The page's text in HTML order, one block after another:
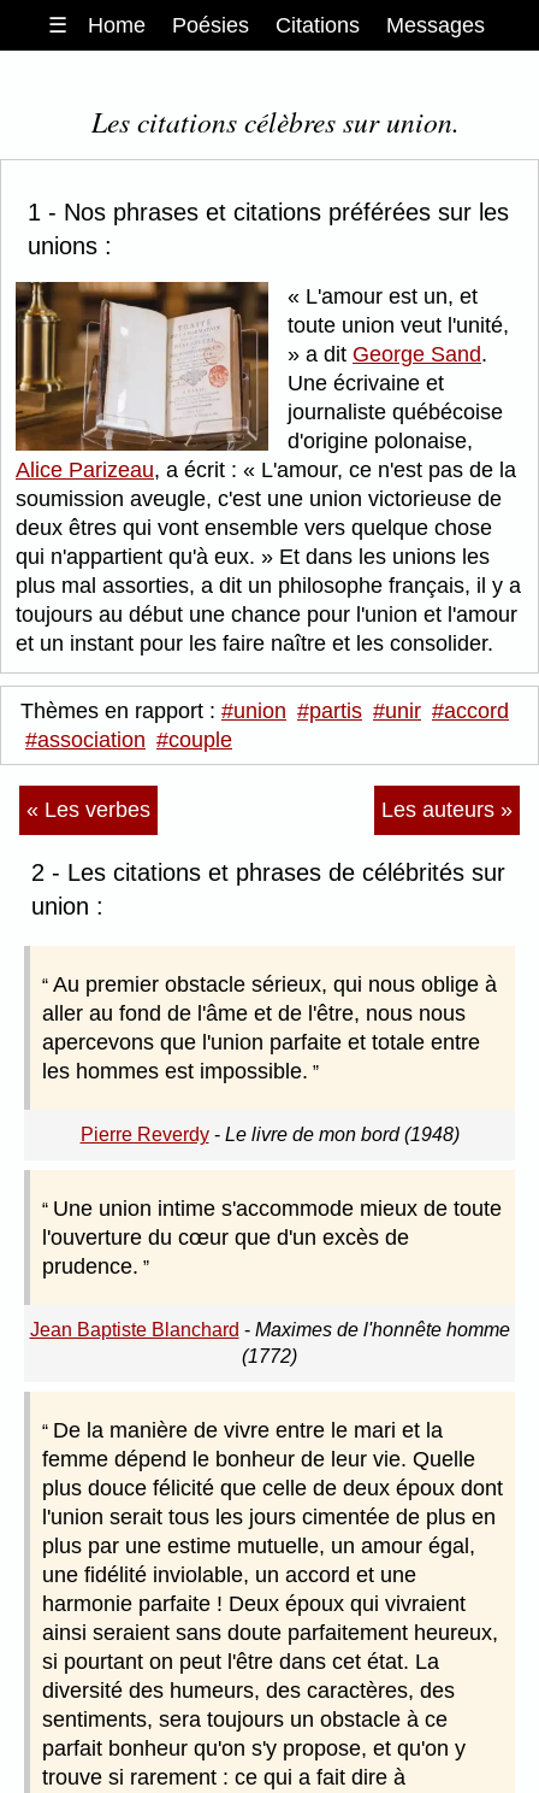
☰ Home Poésies Citations Messages
Les citations célèbres sur union.
1 - Nos phrases et citations préférées sur les
unions :
L'amour est un, et
toute union veut l'unité,
a dit George Sand.
Une écrivaine et
journaliste québécoise
d'origine polonaise,
Alice Parizeau, a écrit :
L'amour, ce n'est pas de la
soumission aveugle, c'est une union victorieuse de
deux êtres qui vont ensemble vers quelque chose
qui n'appartient qu'à eux.
Et dans les unions les
plus mal assorties, a dit un philosophe français, il y a
toujours au début une chance pour l'union et l'amour
et un instant pour les faire naître et les consolider.
Thèmes en rapport : #union #partis #unir #accord
#association #couple
« Les verbes Les auteurs »
2 - Les citations et phrases de célébrités sur
union :
Au premier obstacle sérieux, qui nous oblige à
aller au fond de l'âme et de l'être, nous nous
apercevons que l'union parfaite et totale entre
les hommes est impossible.
Pierre Reverdy- Le livre de mon bord (1948)
Une union intime s'accommode mieux de toute
l'ouverture du cœur que d'un excès de
prudence.
Jean Baptiste Blanchard - Maximes de l'honnête homme
(1772)
De la manière de vivre entre le mari et la
femme dépend le bonheur de leur vie. Quelle
plus douce félicité que celle de deux époux dont
l'union serait tous les jours cimentée de plus en
plus par une estime mutuelle, un amour égal,
une fidélité inviolable, un accord et une
harmonie parfaite ! Deux époux qui vivraient
ainsi seraient sans doute parfaitement heureux,
si pourtant on peut l'être dans cet état. La
diversité des humeurs, des caractères, des
sentiments, sera toujours un obstacle à ce
parfait bonheur qu'on s'y propose, et qu'on y
trouve si rarement : ce qui a fait dire à